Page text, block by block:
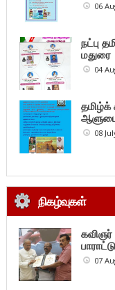
06
நட்பு
மதுரை
04
08
நிகழ்வுகள்
கவிஞர்
07